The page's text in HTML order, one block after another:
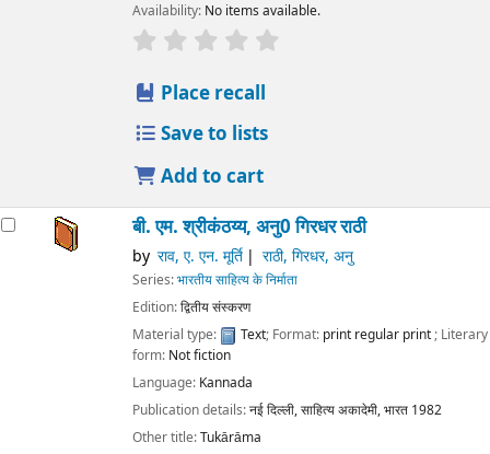
Availability: No items available.
star rating
Place recall
Save to lists
Add to cart
बी. एम. श्रीकंठय्य, अनु0 गिरधर राठी
by राव, ए. एन. मूर्ति राठी, गिरधर, अनु
Series:भारतीय साहित्य के निर्माता
Edition:द्वितीय संस्करण
Material type:
Text; Format: print regular print; Literary
form: Not fiction
Language: Kannada
Publication details:नई दिल्ली,साहित्य अकादेमी, भारत 1982
Other title:Tukārāma